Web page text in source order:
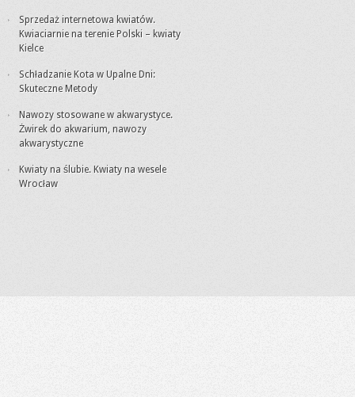
Sprzedaż internetowa kwiatów.
Kwiaciarnie na terenie Polski – kwiaty
Kielce
Schładzanie Kota w Upalne Dni:
Skuteczne Metody
Nawozy stosowane w akwarystyce.
Żwirek do akwarium, nawozy
akwarystyczne
Kwiaty na ślubie. Kwiaty na wesele
Wrocław